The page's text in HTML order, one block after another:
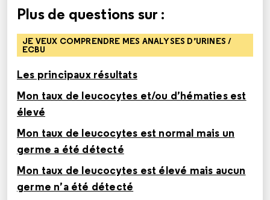
Plus de questions sur :
JE VEUX COMPRENDRE MES ANALYSES D’URINES /
ECBU
Les principaux résultats
Mon taux de leucocytes et/ou d’hématies est
élevé
Mon taux de leucocytes est normal mais un
germe a été détecté
Mon taux de leucocytes est élevé mais aucun
germe n’a été détecté